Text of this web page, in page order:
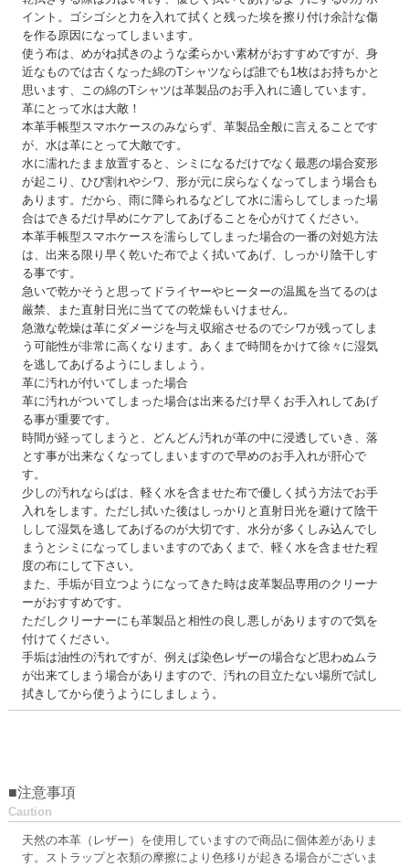
イント。ゴシゴシと力を入れて拭くと残った埃を擦り付け余計な傷
を作る原因になってしまいます。
使う布は、めがね拭きのような柔らかい素材がおすすめですが、身
近なものでは古くなった綿のTシャツならば誰でも1枚はお持ちかと
思います、この綿のTシャツは革製品のお手入れに適しています。
革にとって水は大敵！
本革手帳型スマホケースのみならず、革製品全般に言えることです
が、水は革にとって大敵です。
水に濡れたまま放置すると、シミになるだけでなく最悪の場合変形
が起こり、ひび割れやシワ、形が元に戻らなくなってしまう場合も
あります。だから、雨に降られるなどして水に濡らしてしまった場
合はできるだけ早めにケアしてあげることを心がけてください。
本革手帳型スマホケースを濡らしてしまった場合の一番の対処方法
は、出来る限り早く乾いた布でよく拭いてあげ、しっかり陰干しす
る事です。
急いで乾かそうと思ってドライヤーやヒーターの温風を当てるのは
厳禁、また直射日光に当てての乾燥もいけません。
急激な乾燥は革にダメージを与え収縮させるのでシワが残ってしま
う可能性が非常に高くなります。あくまで時間をかけて徐々に湿気
を逃してあげるようにしましょう。
革に汚れが付いてしまった場合
革に汚れがついてしまった場合は出来るだけ早くお手入れしてあげ
る事が重要です。
時間が経ってしまうと、どんどん汚れが革の中に浸透していき、落
とす事が出来なくなってしまいますので早めのお手入れが肝心で
す。
少しの汚れならばは、軽く水を含ませた布で優しく拭う方法でお手
入れをします。ただし拭いた後はしっかりと直射日光を避けて陰干
しして湿気を逃してあげるのが大切です、水分が多くしみ込んでし
まうとシミになってしまいますのであくまで、軽く水を含ませた程
度の布にして下さい。
また、手垢が目立つようになってきた時は皮革製品専用のクリーナ
ーがおすすめです。
ただしクリーナーにも革製品と相性の良し悪しがありますので気を
付けてください。
手垢は油性の汚れですが、例えば染色レザーの場合など思わぬムラ
が出来てしまう場合がありますので、汚れの目立たない場所で試し
拭きしてから使うようにしましょう。
■注意事項
Caution
天然の本革（レザー）を使用していますので商品に個体差がありま
す。ストラップと衣類の摩擦により色移りが起きる場合がございま